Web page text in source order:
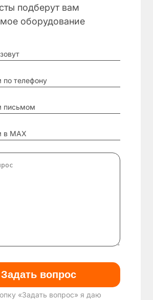
подберут вам
оборудование
по телефону
письмом
в MAX
«Задать вопрос» я даю